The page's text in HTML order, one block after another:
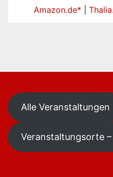
Amazon.de* |
Alle Veranstaltungen
Veranstaltungsorte